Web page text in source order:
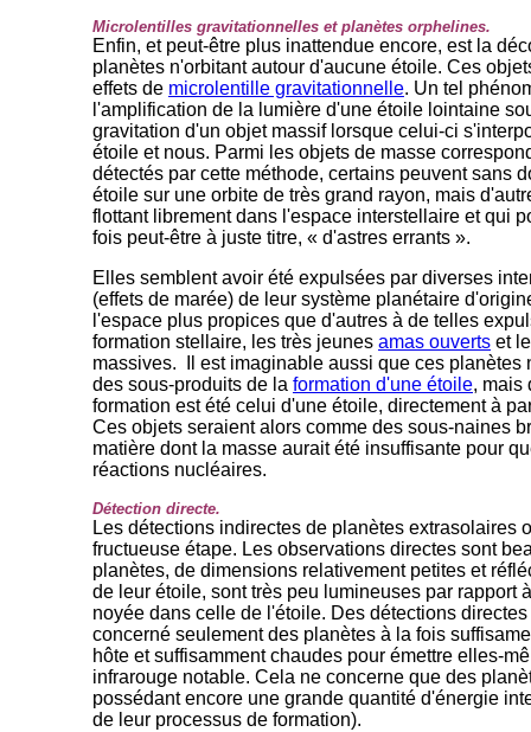
Microlentilles gravitationnelles et planètes orphelines.
Enfin, et peut-être plus inattendue encore, est la
planètes n'orbitant autour d'aucune étoile. Ces
effets de microlentille gravitationnelle. Un tel
l'amplification de la lumière d'une étoile lointaine
gravitation d'un objet massif lorsque celui-ci
étoile et nous. Parmi les objets de masse
détectés par cette méthode, certains peuvent sans
étoile sur une orbite de très grand rayon, mais
flottant librement dans l'espace interstellaire et qui
fois peut-être à juste titre, « d'astres errants ».
Elles semblent avoir été expulsées par diverses
(effets de marée) de leur système planétaire
l'espace plus propices que d'autres à de telles
formation stellaire, les très jeunes amas ouverts et
massives. Il est imaginable aussi que ces planètes
des sous-produits de la formation d'une étoile, mais
formation est été celui d'une étoile, directement à
Ces objets seraient alors comme des sous-naines
matière dont la masse aurait été insuffisante pour
réactions nucléaires.
Détection directe.
Les détections indirectes de planètes extrasolaires
fructueuse étape. Les observations directes sont
planètes, de dimensions relativement petites et
de leur étoile, sont très peu lumineuses par rapport
noyée dans celle de l'étoile. Des détections
concerné seulement des planètes à la fois
hôte et suffisamment chaudes pour émettre elles-
infrarouge notable. Cela ne concerne que des
possédant encore une grande quantité d'énergie
de leur processus de formation).